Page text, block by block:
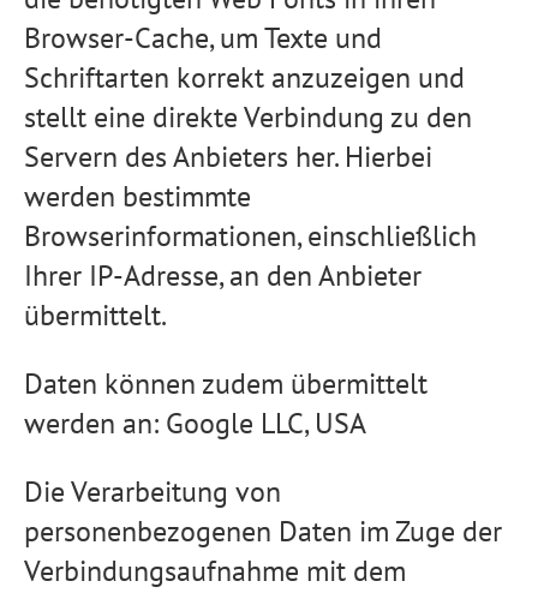
Browser-Cache, um Texte und
Schriftarten korrekt anzuzeigen und
stellt eine direkte Verbindung zu den
Servern des Anbieters her. Hierbei
werden bestimmte
Browserinformationen, einschließlich
Ihrer IP-Adresse, an den Anbieter
übermittelt.
Daten können zudem übermittelt
werden an: Google LLC, USA
Die Verarbeitung von
personenbezogenen Daten im Zuge der
Verbindungsaufnahme mit dem